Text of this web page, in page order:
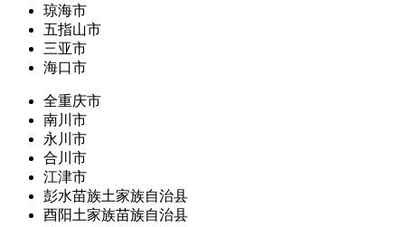
琼海市
五指山市
三亚市
海口市
全重庆市
南川市
永川市
合川市
江津市
彭水苗族土家族自治县
酉阳土家族苗族自治县